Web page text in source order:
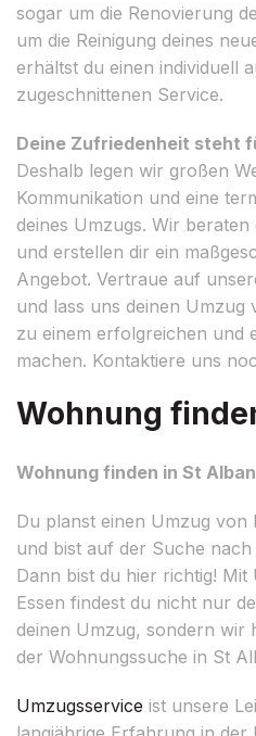
sogar um die Renovierung
um die Reinigung deines
erhältst du einen individuell
zugeschnittenen Service.
Deine Zufriedenheit steht
Deshalb legen wir großen
Kommunikation und eine
deines Umzugs. Wir
und erstellen dir ein
Angebot. Vertraue auf
und lass uns deinen Umzug
zu einem erfolgreichen und
machen. Kontaktiere uns
Wohnung
Wohnung finden in St
Du planst einen Umzug von
und bist auf der Suche
Dann bist du hier richtig!
Essen findest du nicht nur
deinen Umzug, sondern wir
der Wohnungssuche in St
Umzugsservice ist unsere